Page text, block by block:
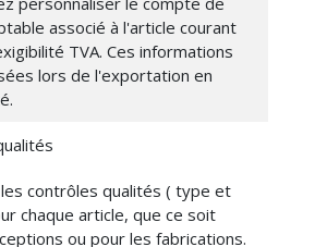
associé à l'article courant
TVA. Ces informations
lors de l'exportation en
contrôles qualités ( type et
chaque article, que ce soit
ou pour les fabrications.